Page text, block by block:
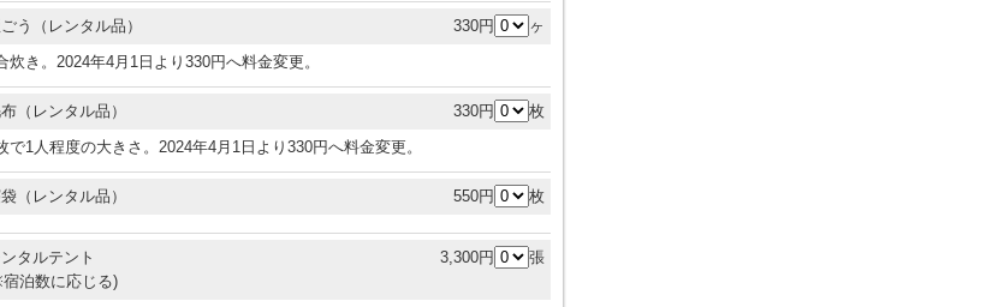
う（レンタル品） 330円
ヶ
炊き。2024年4月1日より330円へ料金変更。
（レンタル品） 330円
枚
で1人程度の大きさ。2024年4月1日より330円へ料金変更。
（レンタル品） 550円 枚
ンタルテント
泊数に応じる)
3,300円 張